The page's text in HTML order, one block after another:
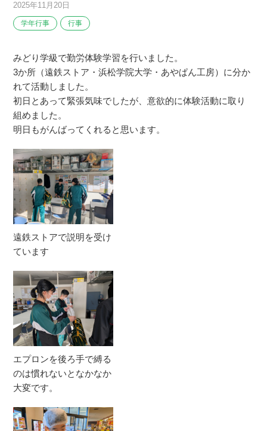
2025年11月20日
学年行事 行事
みどり学級で勤労体験学習を行いました。
3か所（遠鉄ストア・浜松学院大学・あやぱん工房）に分か
れて活動しました。
初日とあって緊張気味でしたが、意欲的に体験活動に取り
組めました。
明日もがんばってくれると思います。
遠鉄ストアで説明を受け
ています
エプロンを後ろ手で縛る
のは慣れないとなかなか
大変です。